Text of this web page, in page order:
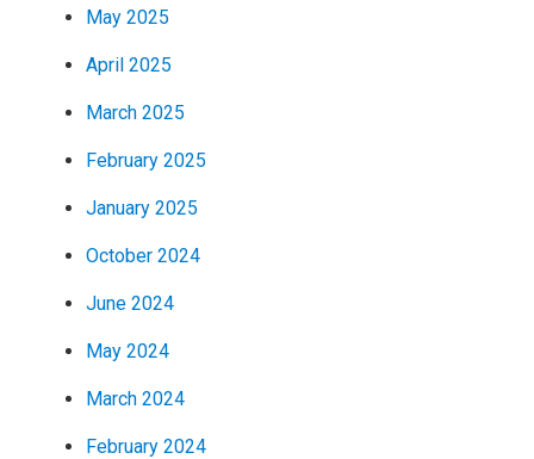
May 2025
April 2025
March 2025
February 2025
January 2025
October 2024
June 2024
May 2024
March 2024
February 2024